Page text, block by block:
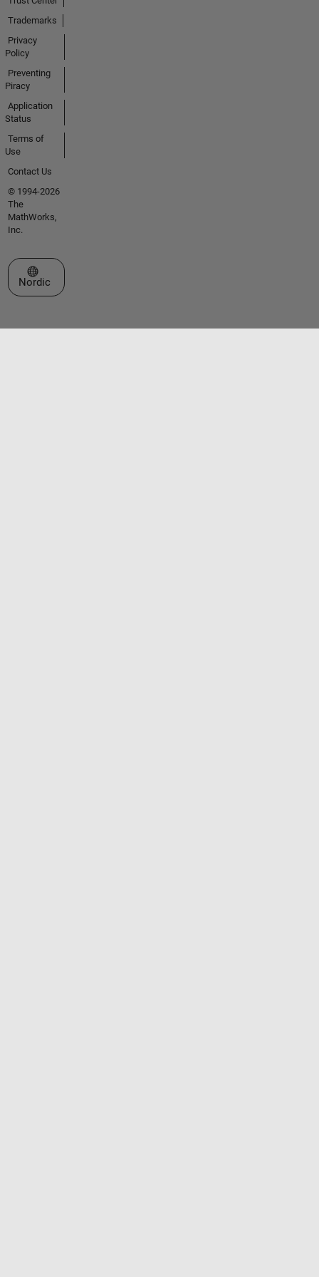
Trademarks
Privacy
Policy
Preventing
Piracy
Application
Status
Terms of
Use
Contact Us
© 1994-2026
The
MathWorks,
Inc.
Select a Web Site
Nordic